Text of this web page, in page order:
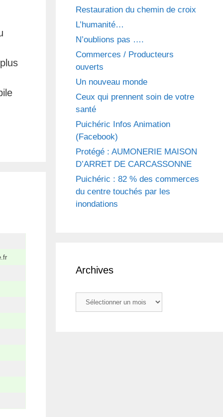
Restauration du chemin de croix
L’humanité…
N’oublions pas ….
Commerces / Producteurs
ouverts
Un nouveau monde
Ceux qui prennent soin de votre
santé
Puichéric Infos Animation
(Facebook)
Protégé : AUMONERIE MAISON
D’ARRET DE CARCASSONNE
Puichéric : 82 % des commerces
du centre touchés par les
inondations
Archives
Archives